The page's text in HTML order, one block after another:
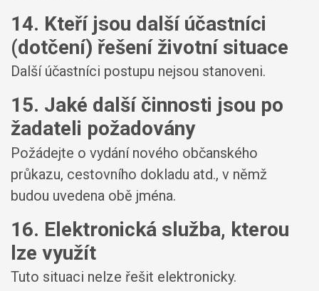
14. Kteří jsou další účastníci
(dotčení) řešení životní situace
Další účastníci postupu nejsou stanoveni.
15. Jaké další činnosti jsou po
žadateli požadovány
Požádejte o vydání nového občanského
průkazu, cestovního dokladu atd., v němž
budou uvedena obě jména.
16. Elektronická služba, kterou
lze využít
Tuto situaci nelze řešit elektronicky.